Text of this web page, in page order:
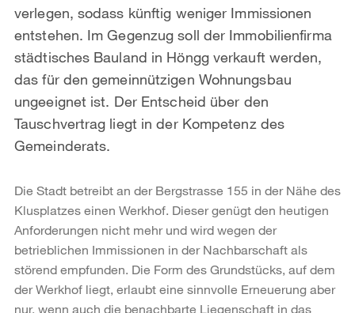
verlegen, sodass künftig weniger Immissionen
entstehen. Im Gegenzug soll der Immobilienfirma
städtisches Bauland in Höngg verkauft werden,
das für den gemeinnützigen Wohnungsbau
ungeeignet ist. Der Entscheid über den
Tauschvertrag liegt in der Kompetenz des
Gemeinderats.
Die Stadt betreibt an der Bergstrasse 155 in der Nähe des
Klusplatzes einen Werkhof. Dieser genügt den heutigen
Anforderungen nicht mehr und wird wegen der
betrieblichen Immissionen in der Nachbarschaft als
störend empfunden. Die Form des Grundstücks, auf dem
der Werkhof liegt, erlaubt eine sinnvolle Erneuerung aber
nur, wenn auch die benachbarte Liegenschaft in das